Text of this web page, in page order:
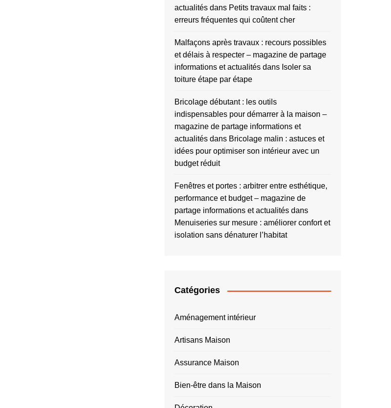
actualités dans Petits travaux mal faits :
erreurs fréquentes qui coûtent cher
Malfaçons après travaux : recours possibles
et délais à respecter – magazine de partage
informations et actualités dans Isoler sa
toiture étape par étape
Bricolage débutant : les outils
indispensables pour démarrer à la maison –
magazine de partage informations et
actualités dans Bricolage malin : astuces et
idées pour optimiser son intérieur avec un
budget réduit
Fenêtres et portes : arbitrer entre esthétique,
performance et budget – magazine de
partage informations et actualités dans
Menuiseries sur mesure : améliorer confort et
isolation sans dénaturer l’habitat
Catégories
Aménagement intérieur
Artisans Maison
Assurance Maison
Bien-être dans la Maison